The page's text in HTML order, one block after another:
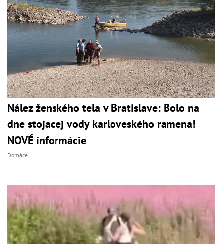
Nález ženského tela v Bratislave: Bolo na
dne stojacej vody karloveského ramena!
NOVÉ informácie
Domáce